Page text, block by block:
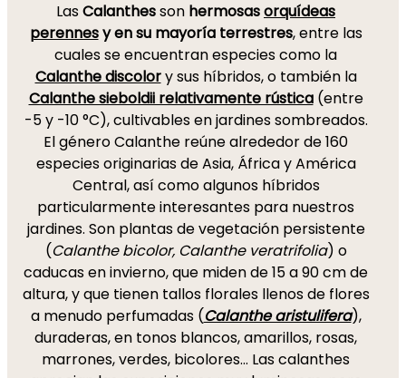
LasCalanthesson hermosasorquídeas
perennesy en su mayoría terrestres, entre las
cuales se encuentran especies como la
Calanthe discolory sus híbridos, o también la
Calanthe sieboldii relativamente rústica(entre
-5 y -10 °C), cultivables en jardines sombreados.
El género Calanthe reúne alrededor de 160
especies originarias de Asia, África y América
Central, así como algunos híbridos
particularmente interesantes para nuestros
jardines. Son plantas de vegetación persistente
(Calanthe bicolor, Calanthe veratrifolia) o
caducas en invierno, que miden de 15 a 90 cm de
altura, y que tienen tallos florales llenos de flores
a menudo perfumadas (Calanthe aristulifera),
duraderas, en tonos blancos, amarillos, rosas,
marrones, verdes, bicolores... Las calanthes